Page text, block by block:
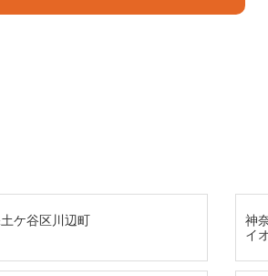
ケ谷区川辺町
神
イ